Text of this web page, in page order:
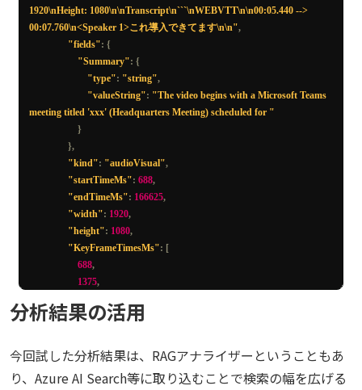
1920\nHeight: 1080\n\nTranscript\n```\nWEBVTT\n\n00:05.440 -->
00:07.760\n<Speaker 1>これ導入できてます\n\n",
"fields": {
"Summary": {
"type": "string",
"valueString": "The video begins with a Microsoft Teams
meeting titled 'xxx' (Headquarters Meeting) scheduled for "
}
},
"kind": "audioVisual",
"startTimeMs": 688,
"endTimeMs": 166625,
"width": 1920,
"height": 1080,
"KeyFrameTimesMs": [
688,
1375,
],
{
"startTimeMs": 5440 ,
分析結果の活用
今回試した分析結果は、RAGアナライザーということもあ
り、Azure AI Search等に取り込むことで検索の幅を広げる